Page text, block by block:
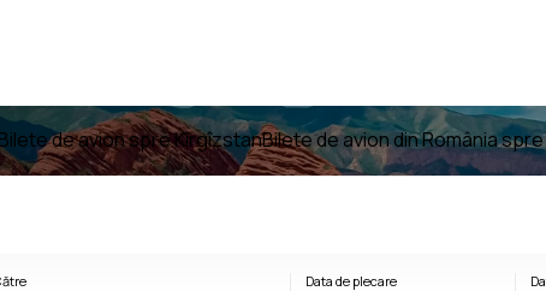
de avion spre KîrgîzstanBilete de avion din România
Data de plecare